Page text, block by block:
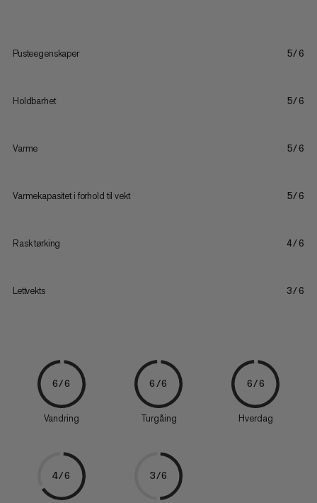
Pusteegenskaper 5/6
Holdbarhet 5/6
Varme 5/6
Varmekapasitet i forhold til vekt 5/6
Rask tørking 4/6
Lettvekts 3/6
6/6
Vandring
6/6
Turgåing
6/6
Hverdag
4/6 3/6